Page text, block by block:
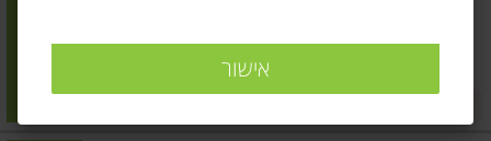
₪6.70
הוסיפו
אישור